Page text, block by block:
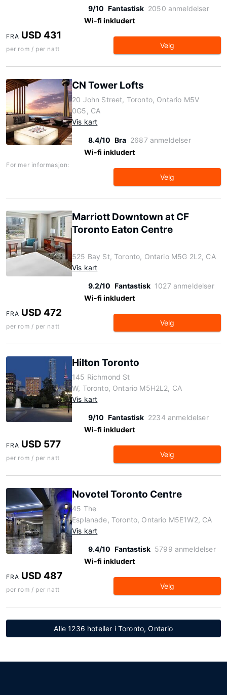
9/10 Fantastisk 2050 anmeldelser
Wi-fi inkludert
FRA USD 431
per rom / per natt Velg
CN Tower Lofts
20 John Street, Toronto, Ontario M5V
0G5, CA
Vis kart
8.4/10 Bra 2687 anmeldelser
Wi-fi inkludert
For mer informasjon:
Velg
Marriott Downtown at CF
Toronto Eaton Centre
525 Bay St, Toronto, Ontario M5G 2L2, CA
Vis kart
9.2/10 Fantastisk 1027 anmeldelser
Wi-fi inkludert
FRA USD 472
per rom / per natt Velg
Hilton Toronto
145 Richmond St
W, Toronto, Ontario M5H2L2, CA
Vis kart
9/10 Fantastisk 2234 anmeldelser
Wi-fi inkludert
FRA USD 577
per rom / per natt Velg
Novotel Toronto Centre
45 The
Esplanade, Toronto, Ontario M5E1W2, CA
Vis kart
9.4/10 Fantastisk 5799 anmeldelser
Wi-fi inkludert
FRA USD 487
per rom / per natt Velg
Alle 1236 hoteller i Toronto, Ontario